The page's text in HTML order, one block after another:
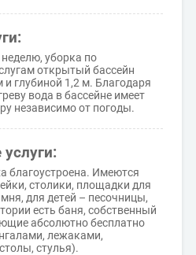
уборка по
открытый бассейн
глубиной 1,2 м. Благодаря
вода в бассейне имеет
независимо от погоды.
благоустроена. Имеются
столики, площадки для
для детей – песочницы,
есть баня, собственный
абсолютно бесплатно
лежаками,
стулья).